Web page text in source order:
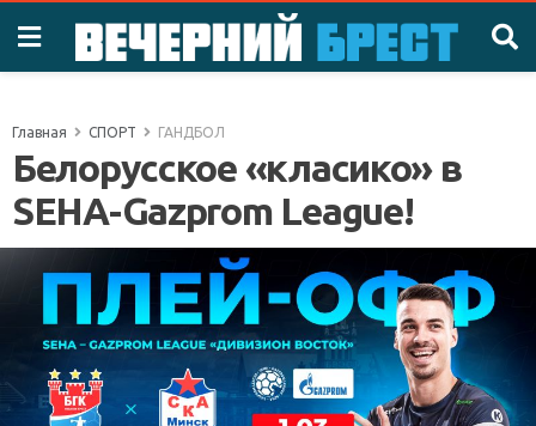
Главная СПОРТ ГАНДБОЛ
Белорусское «класико» в
SEHA-Gazprom League!